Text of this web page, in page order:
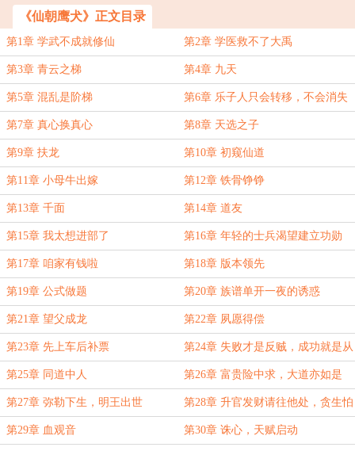
《仙朝鹰犬》正文目录
第1章 学武不成就修仙 第2章 学医救不了大禹
第3章 青云之梯 第4章 九天
第5章 混乱是阶梯 第6章 乐子人只会转移，不会消失
第7章 真心换真心 第8章 天选之子
第9章 扶龙 第10章 初窥仙道
第11章 小母牛出嫁 第12章 铁骨铮铮
第13章 千面 第14章 道友
第15章 我太想进部了 第16章 年轻的士兵渴望建立功勋
第17章 咱家有钱啦 第18章 版本领先
第19章 公式做题 第20章 族谱单开一夜的诱惑
第21章 望父成龙 第22章 夙愿得偿
第23章 先上车后补票 第24章 失败才是反贼，成功就是从
龙
第25章 同道中人 第26章 富贵险中求，大道亦如是
第27章 弥勒下生，明王出世 第28章 升官发财请往他处，贪生怕
死勿入斯门
第29章 血观音 第30章 诛心，天赋启动